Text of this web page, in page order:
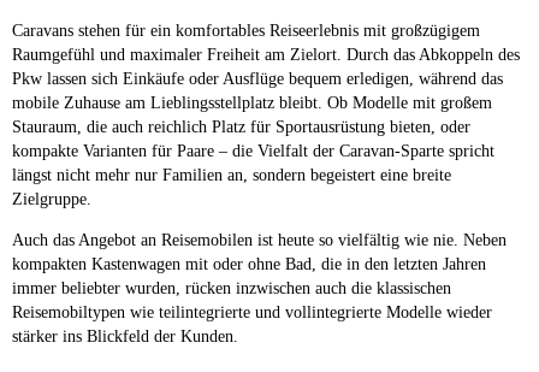
Caravans stehen für ein komfortables Reiseerlebnis mit großzügigem
Raumgefühl und maximaler Freiheit am Zielort. Durch das Abkoppeln des
Pkw lassen sich Einkäufe oder Ausflüge bequem erledigen, während das
mobile Zuhause am Lieblingsstellplatz bleibt. Ob Modelle mit großem
Stauraum, die auch reichlich Platz für Sportausrüstung bieten, oder
kompakte Varianten für Paare – die Vielfalt der Caravan-Sparte spricht
längst nicht mehr nur Familien an, sondern begeistert eine breite
Zielgruppe.
Auch das Angebot an Reisemobilen ist heute so vielfältig wie nie. Neben
kompakten Kastenwagen mit oder ohne Bad, die in den letzten Jahren
immer beliebter wurden, rücken inzwischen auch die klassischen
Reisemobiltypen wie teilintegrierte und vollintegrierte Modelle wieder
stärker ins Blickfeld der Kunden.